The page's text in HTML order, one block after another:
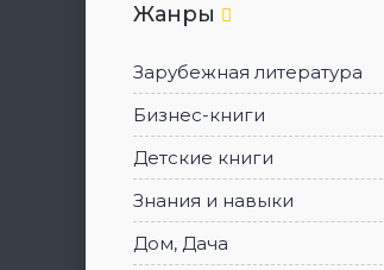
Жанры
Зарубежная литература
Бизнес-книги
Детские книги
Знания и навыки
Дом, Дача